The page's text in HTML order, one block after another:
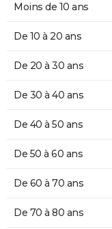
Moins de 10 ans
De 10 à 20 ans
De 20 à 30 ans
De 30 à 40 ans
De 40 à 50 ans
De 50 à 60 ans
De 60 à 70 ans
De 70 à 80 ans